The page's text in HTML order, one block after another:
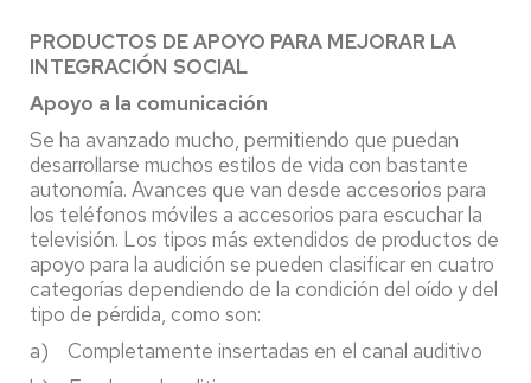
PRODUCTOS DE APOYO PARA MEJORAR LA
INTEGRACIÓN SOCIAL
Apoyo a la comunicación
Se ha avanzado mucho, permitiendo que puedan
desarrollarse muchos estilos de vida con bastante
autonomía. Avances que van desde accesorios para
los teléfonos móviles a accesorios para escuchar la
televisión. Los tipos más extendidos de productos de
apoyo para la audición se pueden clasificar en cuatro
categorías dependiendo de la condición del oído y del
tipo de pérdida, como son:
a) Completamente insertadas en el canal auditivo